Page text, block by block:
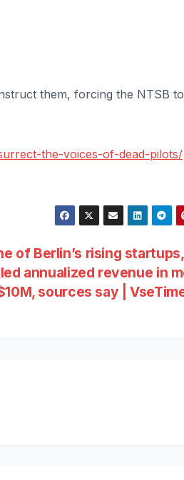
them, forcing the NTSB to
the-voices-of-dead-pilots/
of Berlin’s rising
annualized revenue in
sources say |